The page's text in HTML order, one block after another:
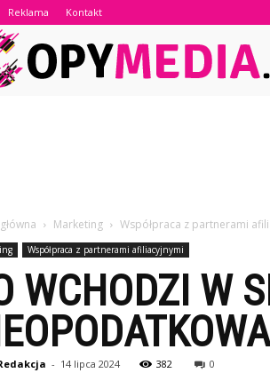
Reklama Kontakt
Marketing Współpraca z partnerami
Współpraca z partnerami afiliacyjnymi
WCHODZI W
- 14 lipca 2024 382 0